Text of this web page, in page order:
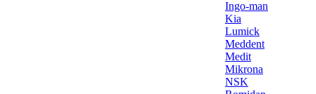
Ingo-man
Kia
Lumick
Meddent
Medit
Mikrona
NSK